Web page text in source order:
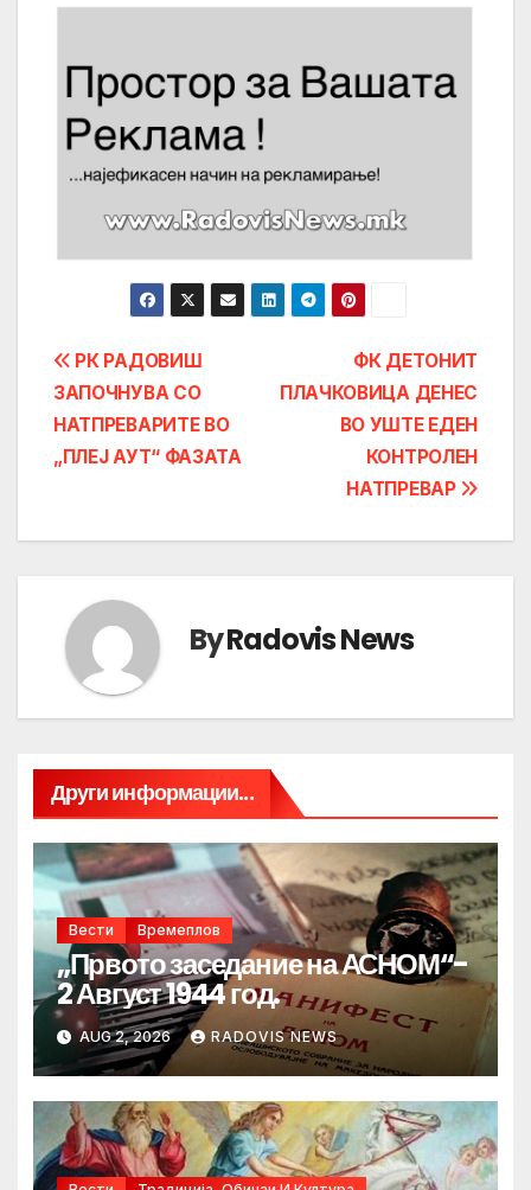
Post
navigation
ФК ДЕТОНИТ
ПЛАЧКОВИЦА ДЕНЕС
ВО УШТЕ ЕДЕН
КОНТРОЛЕН
НАТПРЕВАР
РК РАДОВИШ
ЗАПОЧНУВА СО
НАТПРЕВАРИТЕ ВО
„ПЛЕЈ АУТ“ ФАЗАТА
ByRadovis News
Други информации...
Вести Времеплов
„Првото заседание на АСНОМ“-
2 Август 1944 год.
AUG 2, 2026 RADOVIS NEWS